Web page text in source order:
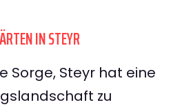
IN STEYR
Sorge, Steyr hat eine
zu